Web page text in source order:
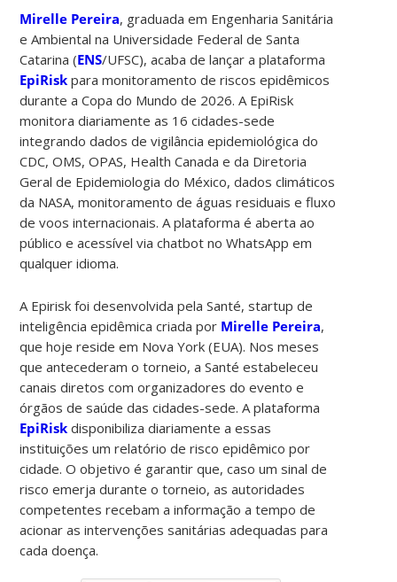
Mirelle Pereira, graduada em Engenharia Sanitária
e Ambiental na Universidade Federal de Santa
Catarina (ENS/UFSC), acaba de lançar a plataforma
EpiRisk para monitoramento de riscos epidêmicos
durante a Copa do Mundo de 2026. A EpiRisk
monitora diariamente as 16 cidades-sede
integrando dados de vigilância epidemiológica do
CDC, OMS, OPAS, Health Canada e da Diretoria
Geral de Epidemiologia do México, dados climáticos
da NASA, monitoramento de águas residuais e fluxo
de voos internacionais. A plataforma é aberta ao
público e acessível via chatbot no WhatsApp em
qualquer idioma.
A Epirisk foi desenvolvida pela Santé, startup de
inteligência epidêmica criada por Mirelle Pereira,
que hoje reside em Nova York (EUA). Nos meses
que antecederam o torneio, a Santé estabeleceu
canais diretos com organizadores do evento e
órgãos de saúde das cidades-sede. A plataforma
EpiRisk disponibiliza diariamente a essas
instituições um relatório de risco epidêmico por
cidade. O objetivo é garantir que, caso um sinal de
risco emerja durante o torneio, as autoridades
competentes recebam a informação a tempo de
acionar as intervenções sanitárias adequadas para
cada doença.